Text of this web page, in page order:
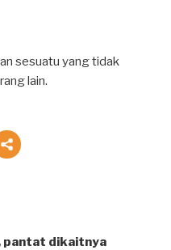
sesuatu yang tidak
lain.
pantat dikaitnya